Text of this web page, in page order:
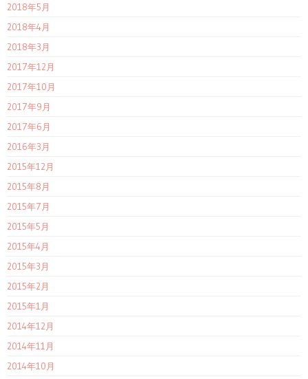
2018年5月
2018年4月
2018年3月
2017年12月
2017年10月
2017年9月
2017年6月
2016年3月
2015年12月
2015年8月
2015年7月
2015年5月
2015年4月
2015年3月
2015年2月
2015年1月
2014年12月
2014年11月
2014年10月